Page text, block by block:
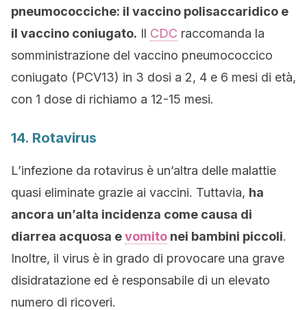
pneumococciche: il vaccino polisaccaridico e
il vaccino coniugato. Il CDC raccomanda la
somministrazione del vaccino pneumococcico
coniugato (PCV13) in 3 dosi a 2, 4 e 6 mesi di età,
con 1 dose di richiamo a 12-15 mesi.
14. Rotavirus
L’infezione da rotavirus è un’altra delle malattie
quasi eliminate grazie ai vaccini. Tuttavia, ha
ancora un’alta incidenza come causa di
diarrea acquosa evomito nei bambini piccoli.
Inoltre, il virus è in grado di provocare una grave
disidratazione ed è responsabile di un elevato
numero di ricoveri.